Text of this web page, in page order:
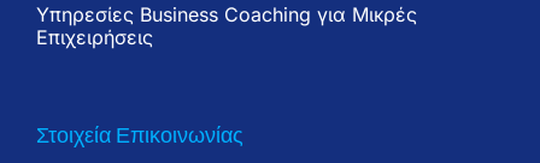
Υπηρεσίες Business Coaching για Μικρές
Επιχειρήσεις
Στοιχεία Επικοινωνίας